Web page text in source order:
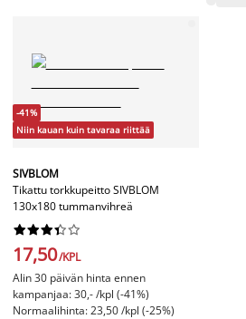
-41%
Niin kauan kuin tavaraa riittää
SIVBLOM
Tikattu torkkupeitto SIVBLOM
130x180 tummanvihreä






17,50/KPL
Alin 30 päivän hinta ennen
kampanjaa: 30,- /kpl (-41%)
Normaalihinta: 23,50 /kpl (-25%)